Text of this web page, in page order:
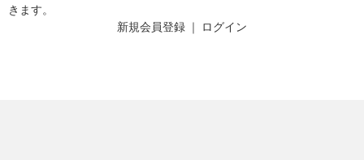
きます。
新規会員登録 ｜ ログイン